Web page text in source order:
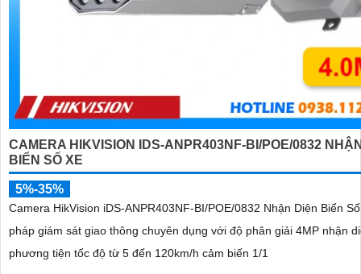
CAMERA HIKVISION IDS-ANPR403NF-BI/POE/0832
BIỂN SỐ XE
5%-35%
Camera HikVision iDS-ANPR403NF-BI/POE/0832 Nhận Diện Biển
pháp giám sát giao thông chuyên dụng với độ phân giải 4MP nhận
phương tiện tốc độ từ 5 đến 120km/h cảm biến 1/1